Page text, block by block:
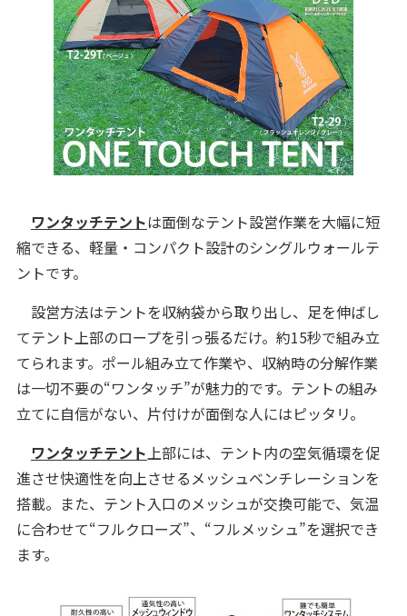
ワンタッチテントは面倒なテント設営作業を大幅に短
縮できる、軽量・コンパクト設計のシングルウォールテ
ントです。
設営方法はテントを収納袋から取り出し、足を伸ばし
てテント上部のロープを引っ張るだけ。約15秒で組み立
てられます。ポール組み立て作業や、収納時の分解作業
は一切不要の“ワンタッチ”が魅力的です。テントの組み
立てに自信がない、片付けが面倒な人にはピッタリ。
ワンタッチテント 上部には、テント内の空気循環を促
進させ快適性を向上させるメッシュベンチレーションを
搭載。また、テント入口のメッシュが交換可能で、気温
に合わせて“フルクローズ”、“フルメッシュ”を選択でき
ます。